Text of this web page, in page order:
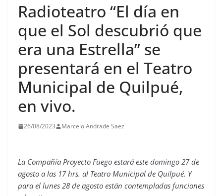
Radioteatro “El día en
que el Sol descubrió que
era una Estrella” se
presentará en el Teatro
Municipal de Quilpué,
en vivo.
26/08/2023 Marcelo Andrade Saez
La Compañía Proyecto Fuego estará este domingo 27 de
agosto a las 17 hrs. al Teatro Municipal de Quilpué. Y
para el lunes 28 de agosto están contempladas funciones